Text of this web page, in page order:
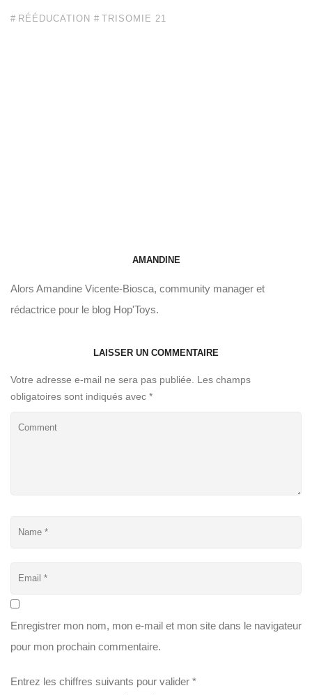
RÉÉDUCATION TRISOMIE 21
AMANDINE
Alors Amandine Vicente-Biosca, community manager et
rédactrice pour le blog Hop'Toys.
LAISSER UN COMMENTAIRE
Votre adresse e-mail ne sera pas publiée. Les champs
obligatoires sont indiqués avec *
Enregistrer mon nom, mon e-mail et mon site dans le navigateur
pour mon prochain commentaire.
Entrez les chiffres suivants pour valider *